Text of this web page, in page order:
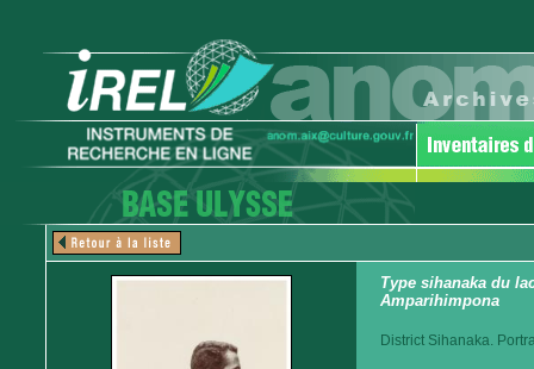
Type sihanaka du
Amparihimpona
District Sihanaka.